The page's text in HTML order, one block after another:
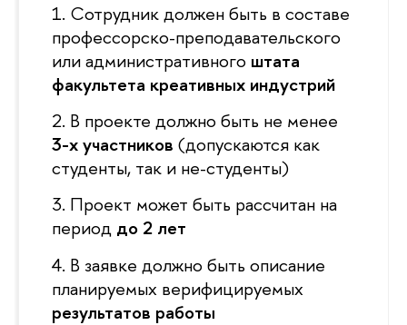
1. Сотрудник должен быть в составе
профессорско-преподавательского
или административного штата
факультета креативных индустрий
2. В проекте должно быть не менее
3-х участнико (допускаются как
студенты, так и не-студенты)
3. Проект может быть рассчитан на
период до 2 лет
4. В заявке должно быть описание
планируемых верифицируемых
результатов работы